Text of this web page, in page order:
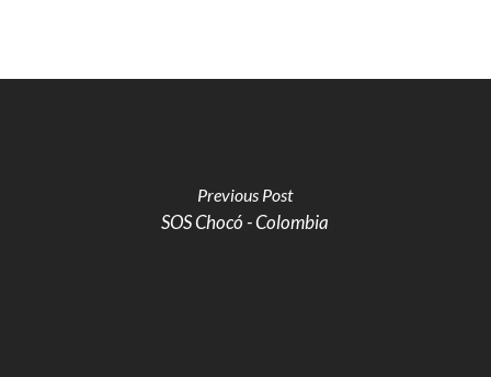
Previous Post
SOS Chocó - Colombia